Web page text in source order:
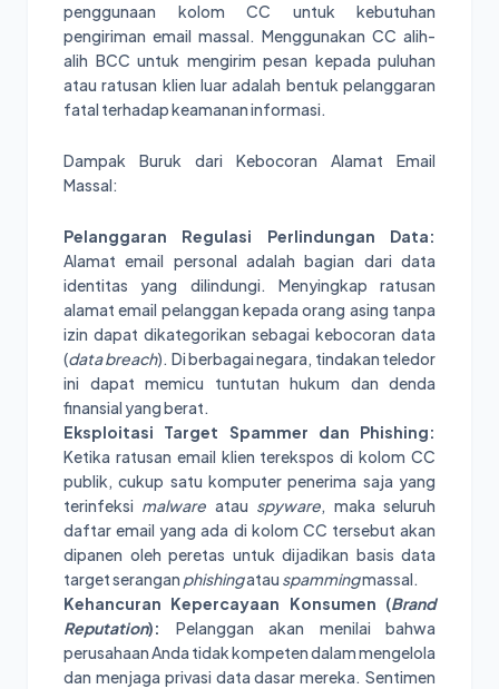
penggunaan kolom CC untuk kebutuhan
pengiriman email massal. Menggunakan CC alih-
alih BCC untuk mengirim pesan kepada puluhan
atau ratusan klien luar adalah bentuk pelanggaran
fatal terhadap keamanan informasi.
Dampak Buruk dari Kebocoran Alamat Email
Massal:
Pelanggaran Regulasi Perlindungan Data:
Alamat email personal adalah bagian dari data
identitas yang dilindungi. Menyingkap ratusan
alamat email pelanggan kepada orang asing tanpa
izin dapat dikategorikan sebagai kebocoran data
(data breach). Di berbagai negara, tindakan teledor
ini dapat memicu tuntutan hukum dan denda
finansial yang berat.
Eksploitasi Target Spammer dan Phishing:
Ketika ratusan email klien terekspos di kolom CC
publik, cukup satu komputer penerima saja yang
terinfeksi malware atau spyware, maka seluruh
daftar email yang ada di kolom CC tersebut akan
dipanen oleh peretas untuk dijadikan basis data
target serangan phishingatau spammingmassal.
Kehancuran Kepercayaan Konsumen (Brand
Reputation):
Pelanggan akan menilai bahwa
perusahaan Anda tidak kompeten dalam mengelola
dan menjaga privasi data dasar mereka. Sentimen